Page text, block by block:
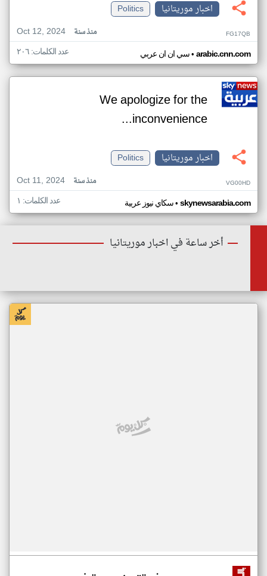
اخبار موريتانيا
Politics
Oct 12, 2024
منذ سنة FG17QB
سي ان ان عربي• arabic.cnn.com عدد الكلمات: ٢٠٦
We apologize for the
inconvenience...
اخبار موريتانيا
Politics
Oct 11, 2024
منذ سنة VG00HD
سكاي نيوز عربية• skynewsarabia.com عدد الكلمات: ١
أخر ساعة في اخبار موريتانيا